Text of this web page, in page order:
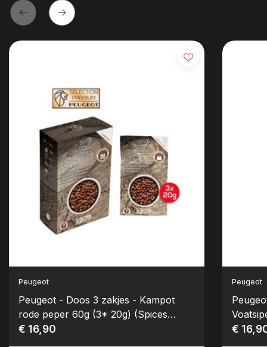
Peugeot
Peugeot - Doos 3 zakjes - Kampot
rode peper 60g (3* 20g) (Spices
Serie)
€ 16,90
Peugeot
20g)
€